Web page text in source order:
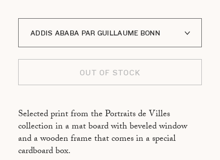
ADDIS ABABA PAR GUILLAUME BONN
A I LOFOTEN PAR JÉRÔME GALLAND
BRASILIA PAR VINCENT FOURNIER
BUENOS AIRES PAR JACQUES BORGETTO
CANTON PAR LAURENT GUENEAU
OUT OF STOCK
Selected print from the Portraits de Villes
collection in a mat board with beveled window
and a wooden frame that comes in a special
cardboard box.